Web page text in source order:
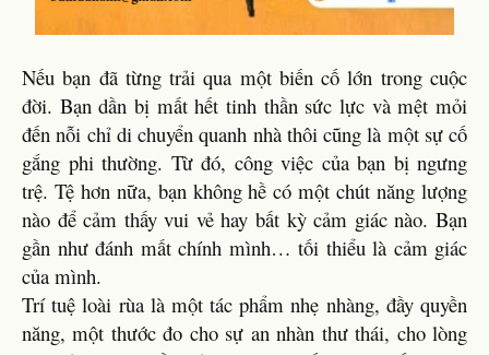
Nếu bạn đã từng trải qua một biến cố lớn trong cuộc
đời. Bạn dần bị mất hết tinh thần sức lực và mệt mỏi
đến nỗi chỉ di chuyển quanh nhà thôi cũng là một sự cố
gắng phi thường. Từ đó, công việc của bạn bị ngưng
trệ. Tệ hơn nữa, bạn không hề có một chút năng lượng
nào để cảm thấy vui vẻ hay bất kỳ cảm giác nào. Bạn
gần như đánh mất chính mình… tối thiểu là cảm giác
của mình.
Trí tuệ loài rùa là một tác phẩm nhẹ nhàng, đầy quyền
năng, một thước đo cho sự an nhàn thư thái, cho lòng